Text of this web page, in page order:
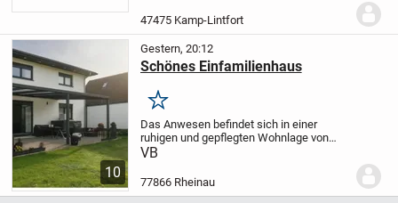
km um 47475 Kamp-Lintfort.
47475 Kamp-Lintfort
10
Gestern, 20:12
Schönes Einfamilienhaus
Merken
Das Anwesen befindet sich in einer
ruhigen und gepflegten Wohnlage von
Rheinau und besticht durch eine
lichtdurchflutete Zimmer und hochwertige
VB
77866 Rheinau